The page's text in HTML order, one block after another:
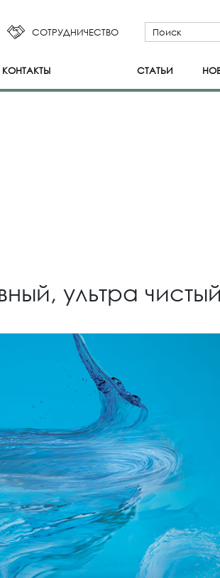
СОТРУДНИЧЕСТВО
КОНТАКТЫ СТАТЬИ
ультра